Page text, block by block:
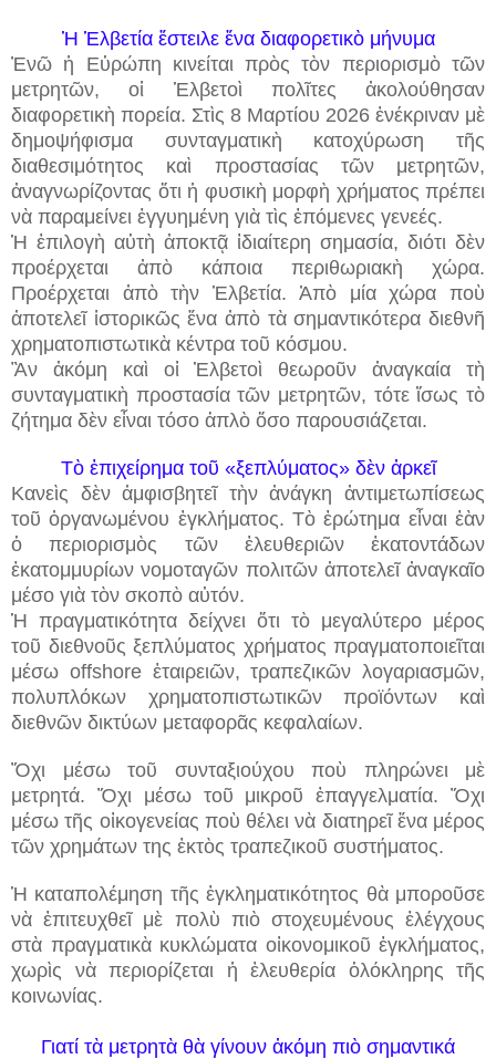
Ἡ Ἑλβετία ἔστειλε ἕνα διαφορετικὸ μήνυμα
Ἐνῶ ἡ Εὐρώπη κινείται πρὸς τὸν περιορισμὸ τῶν
μετρητῶν, οἱ Ἑλβετοὶ πολῖτες ἀκολούθησαν
διαφορετικὴ πορεία. Στὶς 8 Μαρτίου 2026 ἐνέκριναν μὲ
δημοψήφισμα συνταγματικὴ κατοχύρωση τῆς
διαθεσιμότητος καὶ προστασίας τῶν μετρητῶν,
ἀναγνωρίζοντας ὅτι ἡ φυσικὴ μορφὴ χρήματος πρέπει
νὰ παραμείνει ἐγγυημένη γιὰ τὶς ἐπόμενες γενεές.
Ἡ ἐπιλογὴ αὐτὴ ἀποκτᾷ ἰδιαίτερη σημασία, διότι δὲν
προέρχεται ἀπὸ κάποια περιθωριακὴ χώρα.
Προέρχεται ἀπὸ τὴν Ἑλβετία. Ἀπὸ μία χώρα ποὺ
ἀποτελεῖ ἱστορικῶς ἕνα ἀπὸ τὰ σημαντικότερα διεθνῆ
χρηματοπιστωτικὰ κέντρα τοῦ κόσμου.
Ἂν ἀκόμη καὶ οἱ Ἑλβετοὶ θεωροῦν ἀναγκαία τὴ
συνταγματικὴ προστασία τῶν μετρητῶν, τότε ἴσως τὸ
ζήτημα δὲν εἶναι τόσο ἁπλὸ ὅσο παρουσιάζεται.
Τὸ ἐπιχείρημα τοῦ «ξεπλύματος» δὲν ἀρκεῖ
Κανεὶς δὲν ἀμφισβητεῖ τὴν ἀνάγκη ἀντιμετωπίσεως
τοῦ ὀργανωμένου ἐγκλήματος. Τὸ ἐρώτημα εἶναι ἐὰν
ὁ περιορισμὸς τῶν ἐλευθεριῶν ἑκατοντάδων
ἑκατομμυρίων νομοταγῶν πολιτῶν ἀποτελεῖ ἀναγκαῖο
μέσο γιὰ τὸν σκοπὸ αὐτόν.
Ἡ πραγματικότητα δείχνει ὅτι τὸ μεγαλύτερο μέρος
τοῦ διεθνοῦς ξεπλύματος χρήματος πραγματοποιεῖται
μέσω offshore ἐταιρειῶν, τραπεζικῶν λογαριασμῶν,
πολυπλόκων χρηματοπιστωτικῶν προϊόντων καὶ
διεθνῶν δικτύων μεταφορᾶς κεφαλαίων.
Ὄχι μέσω τοῦ συνταξιούχου ποὺ πληρώνει μὲ
μετρητά. Ὄχι μέσω τοῦ μικροῦ ἐπαγγελματία.Ὄχι
μέσω τῆς οἰκογενείας ποὺ θέλει νὰ διατηρεῖ ἕνα μέρος
τῶν χρημάτων της ἐκτὸς τραπεζικοῦ συστήματος.
Ἡ καταπολέμηση τῆς ἐγκληματικότητος θὰ μποροῦσε
νὰ ἐπιτευχθεῖ μὲ πολὺ πιὸ στοχευμένους ἐλέγχους
στὰ πραγματικὰ κυκλώματα οἰκονομικοῦ ἐγκλήματος,
χωρὶς νὰ περιορίζεται ἡ ἐλευθερία ὁλόκληρης τῆς
κοινωνίας.
Γιατί τὰ μετρητὰ θὰ γίνουν ἀκόμη πιὸ σημαντικά